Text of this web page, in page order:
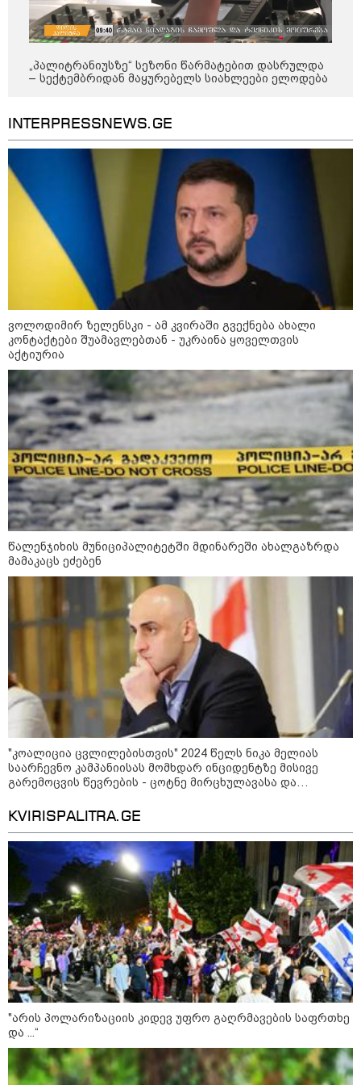
რას აცხადებს ირაკლი კობახიძე
გათიშვასთან დაკავშირებით?
19:32 / 08-08-2026
"სიმბოლურია, რომ კობახიძის
მოღალატეობრივი განცხადება
საქართველოს
თავისუფლებისთვის შეწირული
გმირების მემორიალზე
გაკეთდა" - "ნაციონალური
მოძრაობა"
19:03 / 08-08-2026
"მკაცრად ვგმობთ ირაკლი
"კოალიცია ცვლილებისთვის"
16:33 / 08-08-2026
არასწორად ჩამოაყალიბა,
მაგრამ ნამდვილად არ
ეკუთვნის წიხლი ივანიშვილის
ღალატზე დაფუძნებული
დიქტატურის მსახურებისგან" -
მიხეილ სააკაშვილი
16:22 / 08-08-2026
"აი, ეს არის სამშობლოს
ღალატი" - როგორ ეხმაურება
დაკავშირებით ირაკლი
კობახიძის განცხადებას?
კატეგორიის ყველა სიახლე
მილიარდიანი იმპერიები მოედნის
მიღმა - ვინ არიან ყველა დროის
ყველაზე მაღალანაზღაურებადი
ანაკლიის პორტის საზღვაო
ინფრასტრუქტურის ძირითადი
პარამეტრები დაკორექტირდა - რა
წერია გზშ-ის ანგარიშში
უნცია ოქრო დღიურად 101
დოლარით გაძვირდა - რა ღირს
გრამი საქართველოში?
„პალიტრანიუსზე“ სეზონი წარმატებით დასრულდა
– სექტემბრიდან მაყურებელს სიახლეები ელოდება
INTERPRESSNEWS.GE
ვოლოდიმირ ზელენსკი - ამ კვირაში გვექნება ახალი
კონტაქტები შუამავლებთან - უკრაინა ყოველთვის
აქტიურია
წალენჯიხის მუნიციპალიტეტში მდინარეში ახალგაზრდა
მამაკაცს ეძებენ
"კოალიცია ცვლილებისთვის" 2024 წელს ნიკა მელიას
საარჩევნო კამპანიისას მომხდარ ინციდენტზე მისივე
გარემოცვის წევრების - ცოტნე მირცხულავასა და
უწოდებს
KVIRISPALITRA.GE
"არის პოლარიზაციის კიდევ უფრო გაღრმავების საფრთხე
და ...“